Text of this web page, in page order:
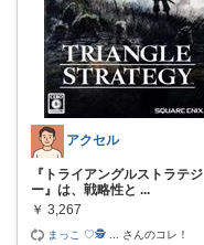
アクセル
『トライアングルストラテジ
ー』は、戦略性と ...
￥ 3,267
まっこ ♡🕵 さんのコレ！